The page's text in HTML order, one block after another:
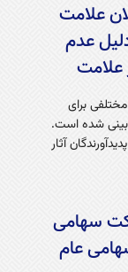
علامت
عدم
علامت
برای
شده است.
آثار
سهامی
عام